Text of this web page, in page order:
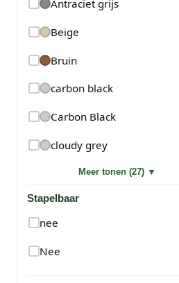
Antraciet grijs
Beige
Bruin
carbon black
Carbon Black
cloudy grey
Meer tonen (27) ▼
Stapelbaar
nee
Nee